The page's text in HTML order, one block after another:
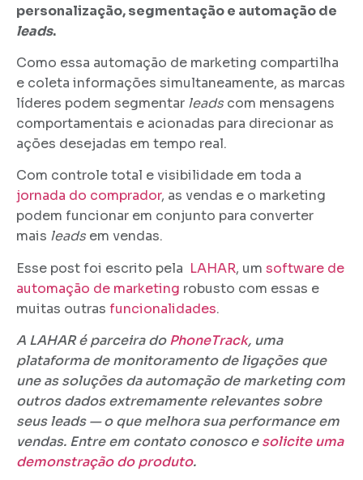
personalização, segmentação e automação de
leads.
Como essa automação de marketing compartilha
e coleta informações simultaneamente, as marcas
líderes podem segmentar leads com mensagens
comportamentais e acionadas para direcionar as
ações desejadas em tempo real.
Com controle total e visibilidade em toda a
jornada do comprador, as vendas e o marketing
podem funcionar em conjunto para converter
mais leads em vendas.
Esse post foi escrito pela LAHAR, um software de
automação de marketing robusto com essas e
muitas outras funcionalidades.
A LAHAR é parceira doPhoneTrack, uma
plataforma de monitoramento de ligações que
une as soluções da automação de marketing com
outros dados extremamente relevantes sobre
seus leads — o que melhora sua performance em
vendas. Entre em contato conosco esolicite uma
demonstração do produto.